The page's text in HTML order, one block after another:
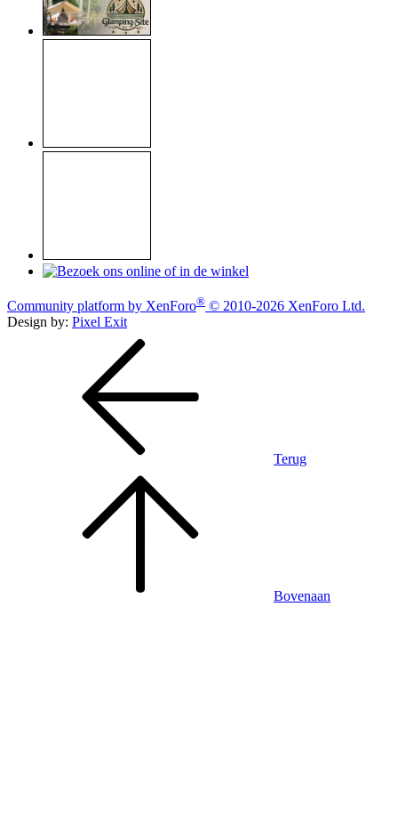
Community platform by XenForo® © 2010-2026 XenForo Ltd.
Design by: Pixel Exit
Terug
Bovenaan